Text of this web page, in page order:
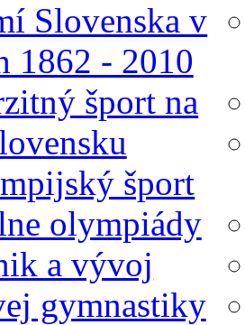
Slovenska v
1862 - 2010
šport na
šport
olympiády
a vývoj
gymnastiky